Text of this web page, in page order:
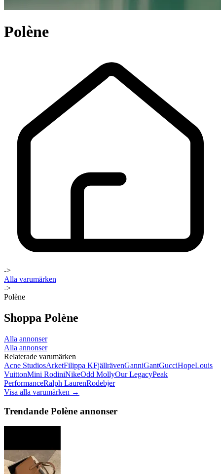
Polène
->
Alla varumärken
->
Polène
Shoppa Polène
Alla annonser
Alla annonser
Relaterade varumärken
Acne StudiosArketFilippa KFjällrävenGanniGantGucciHopeLouis
VuittonMini RodiniNikeOdd MollyOur LegacyPeak
PerformanceRalph LaurenRodebjer
Visa alla varumärken →
Trendande Polène annonser